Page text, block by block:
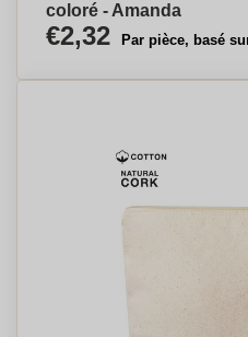
coloré - Amanda
€2,32 Par pièce, basé